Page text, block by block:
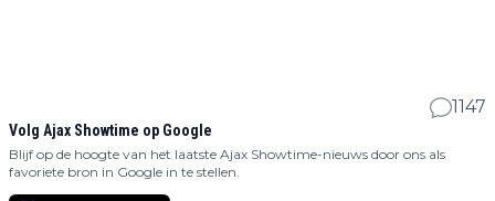
1147
Volg Ajax Showtime op Google
Blijf op de hoogte van het laatste Ajax Showtime-nieuws door ons als
favoriete bron in Google in te stellen.